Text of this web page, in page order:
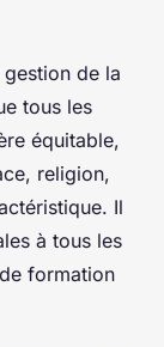
gestion de la
tous les
équitable,
religion,
Il
à tous les
formation